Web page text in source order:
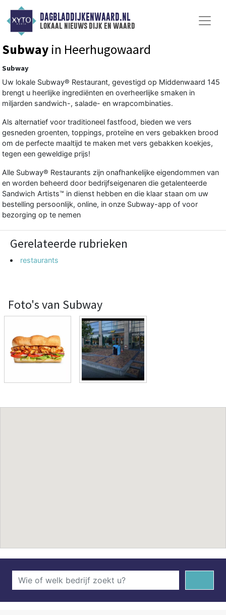
DAGBLADDIJKENWAARD.NL
lokaal nieuws dijk en waard
Subway in Heerhugowaard
Subway
Uw lokale Subway® Restaurant, gevestigd op Middenwaard 145
brengt u heerlijke ingrediënten en overheerlijke smaken in
miljarden sandwich-, salade- en wrapcombinaties.
Als alternatief voor traditioneel fastfood, bieden we vers
gesneden groenten, toppings, proteïne en vers gebakken brood
om de perfecte maaltijd te maken met vers gebakken koekjes,
tegen een geweldige prijs!
Alle Subway® Restaurants zijn onafhankelijke eigendommen van
en worden beheerd door bedrijfseigenaren die getalenteerde
Sandwich Artists™ in dienst hebben en die klaar staan om uw
bestelling persoonlijk, online, in onze Subway-app of voor
bezorging op te nemen
Gerelateerde rubrieken
restaurants
Foto's van Subway